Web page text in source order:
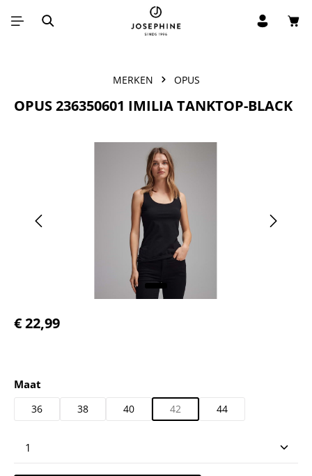
Ga naar de hoofdinhoud
MERKEN OPUS
OPUS 236350601 IMILIA TANKTOP-BLACK
Normale prijs:
€ 22,99
Selecteer
Maat
36 38 40 42 44
Producthoeveelheid: Voer de gewenste